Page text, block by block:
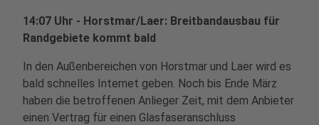
14:07 Uhr - Horstmar/Laer: Breitbandausbau für
Randgebiete kommt bald
In den Außenbereichen von Horstmar und Laer wird es
bald schnelles Internet geben. Noch bis Ende März
haben die betroffenen Anlieger Zeit, mit dem Anbieter
einen Vertrag für einen Glasfaseranschluss